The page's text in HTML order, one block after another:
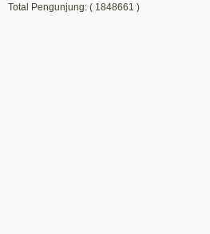
Total Pengunjung: ( 1848661 )